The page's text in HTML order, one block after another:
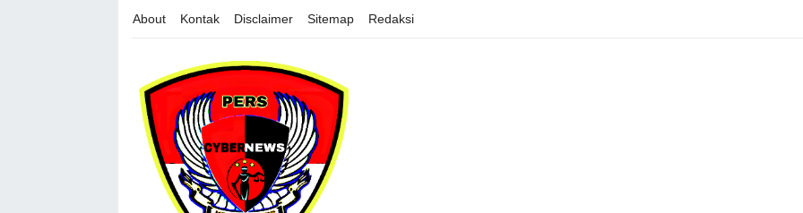
About Kontak Disclaimer Sitemap Redaksi